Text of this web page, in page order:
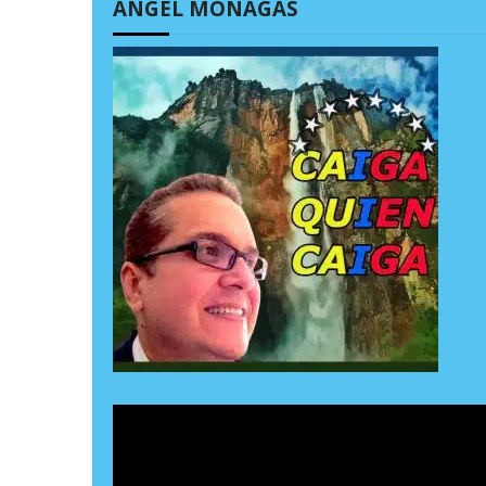
7, 2026
ÁNGEL MONAGAS